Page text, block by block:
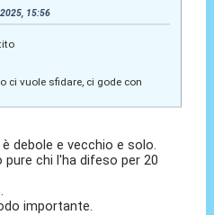
15:56
ci vuole sfidare, ci gode con
debole e vecchio e solo.
chi l'ha difeso per 20
importante.